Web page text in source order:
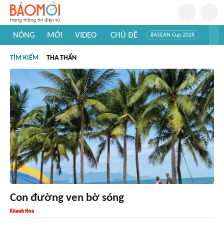
NÓNG MỚI VIDEO CHỦ ĐỀ #ASEAN Cup 2026
#Khám phá thế giới
TÌM KIẾM THA THẨN
Con đường ven bờ sóng